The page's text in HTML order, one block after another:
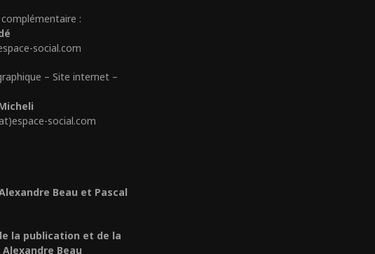
:
social.com
– Site internet –
social.com
Beau et Pascal
la publication et de la
Beau